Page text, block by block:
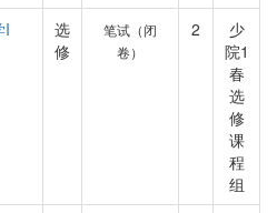
I
选
修
笔试（闭
卷）
2
少
院1
春
选
修
课
程
组